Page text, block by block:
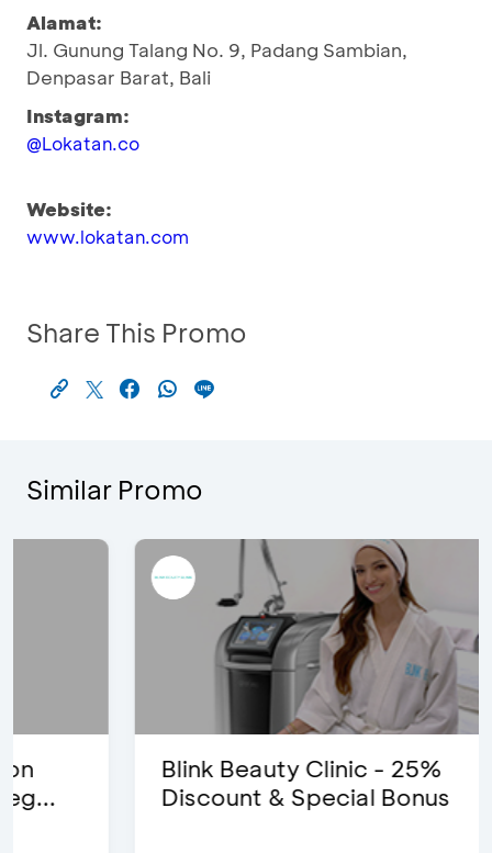
Alamat:
Jl. Gunung Talang No. 9, Padang Sambian,
Denpasar Barat, Bali
Instagram:
@Lokatan.co
Website:
www.lokatan.com
Share This Promo
Similar Promo
Blink Beauty Clinic - 25%
Discount & Special Bonus